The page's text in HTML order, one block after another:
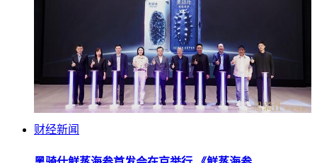
财经新闻